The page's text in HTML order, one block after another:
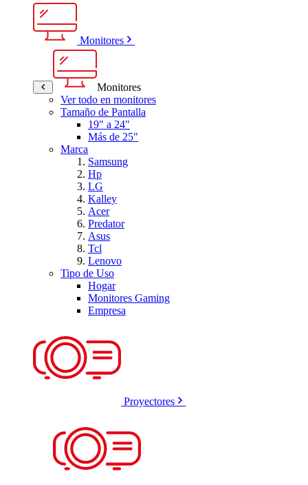
Monitores
Monitores
Ver todo en monitores
Tamaño de Pantalla
19" a 24"
Más de 25"
Marca
Samsung
Hp
LG
Kalley
Acer
Predator
Asus
Tcl
Lenovo
Tipo de Uso
Hogar
Monitores Gaming
Empresa
Proyectores